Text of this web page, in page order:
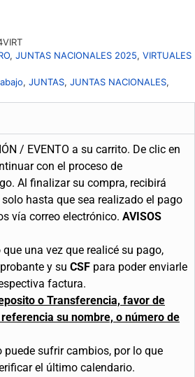
, JUNTAS NACIONALES 2025, VIRTUALES
, JUNTAS, JUNTAS NACIONALES,
/ EVENTO a su carrito. De clic en
con el proceso de
Al finalizar su compra, recibirá
hasta que sea realizado el pago
vía correo electrónico. AVISOS
que una vez que realicé su pago,
y su CSF para poder enviarle
factura.
o Transferencia, favor de
su nombre, o número de
puede sufrir cambios, por lo que
el último calendario.